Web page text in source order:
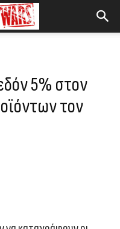
5% στον
τον